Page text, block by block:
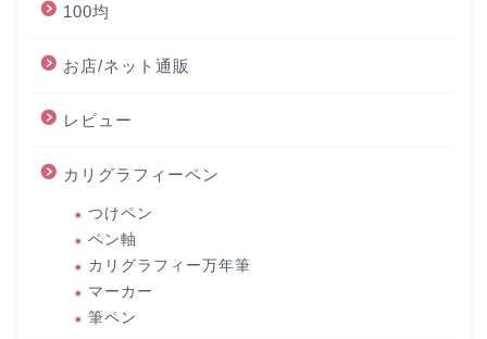
100均
お店/ネット通販
レビュー
カリグラフィーペン
つけペン
ペン軸
カリグラフィー万年筆
マーカー
筆ペン